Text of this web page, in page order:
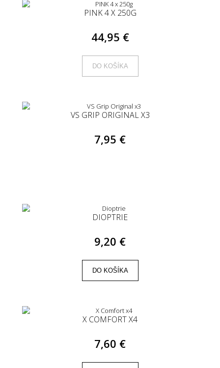
PINK 4 X 250G
44,95 €
DO KOŠÍKA
VS GRIP ORIGINAL X3
7,95 €
DIOPTRIE
9,20 €
DO KOŠÍKA
X COMFORT X4
7,60 €